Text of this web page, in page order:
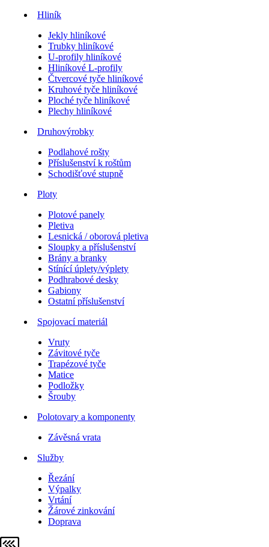
Hliník
Jekly hliníkové
Trubky hliníkové
U-profily hliníkové
Hliníkové L-profily
Čtvercové tyče hliníkové
Kruhové tyče hliníkové
Ploché tyče hliníkové
Plechy hliníkové
Druhovýrobky
Podlahové rošty
Příslušenství k roštům
Schodišťové stupně
Ploty
Plotové panely
Pletiva
Lesnická / oborová pletiva
Sloupky a příslušenství
Brány a branky
Stínící úplety/výplety
Podhrabové desky
Gabiony
Ostatní příslušenství
Spojovací materiál
Vruty
Závitové tyče
Trapézové tyče
Matice
Podložky
Šrouby
Polotovary a komponenty
Závěsná vrata
Služby
Řezání
Výpalky
Vrtání
Žárové zinkování
Doprava